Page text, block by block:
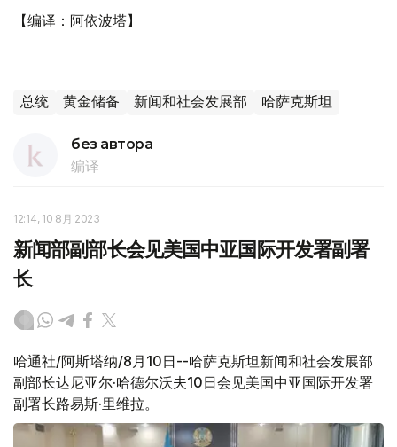
【编译：阿依波塔】
总统 黄金储备 新闻和社会发展部 哈萨克斯坦
без автора
编译
12:14, 10 8月 2023
新闻部副部长会见美国中亚国际开发署副署
长
哈通社/阿斯塔纳/8月10日--哈萨克斯坦新闻和社会发展部
副部长达尼亚尔·哈德尔沃夫10日会见美国中亚国际开发署
副署长路易斯·里维拉。